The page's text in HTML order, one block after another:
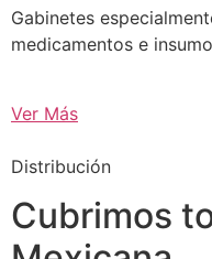
Gabinetes
medicamentos e
Ver Más
Distribución
Cubrimos